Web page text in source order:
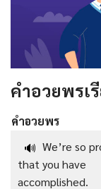
คำอวยพรเ
คำอวยพร
🔊 We’re so
that you have
accomplished.